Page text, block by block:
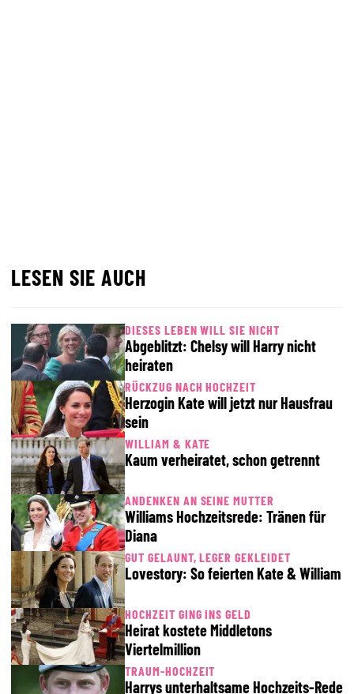
LESEN SIE AUCH
DIESES LEBEN WILL SIE NICHT
Abgeblitzt: Chelsy will Harry nicht
heiraten
RÜCKZUG NACH HOCHZEIT
Herzogin Kate will jetzt nur Hausfrau
sein
WILLIAM & KATE
Kaum verheiratet, schon getrennt
ANDENKEN AN SEINE MUTTER
Williams Hochzeitsrede: Tränen für
Diana
GUT GELAUNT, LEGER GEKLEIDET
Lovestory: So feierten Kate & William
HOCHZEIT GING INS GELD
Heirat kostete Middletons
Viertelmillion
TRAUM-HOCHZEIT
Harrys unterhaltsame Hochzeits-Rede